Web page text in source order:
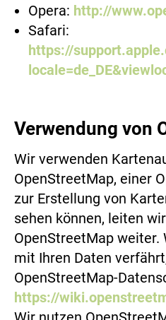
Opera: http://
Safari:
https://
Verwendung von
Wir verwenden
OpenStreetMap, einer
zur Erstellung von
sehen können, leiten
OpenStreetMap weiter.
mit Ihren Daten
OpenStreetMap-
https://